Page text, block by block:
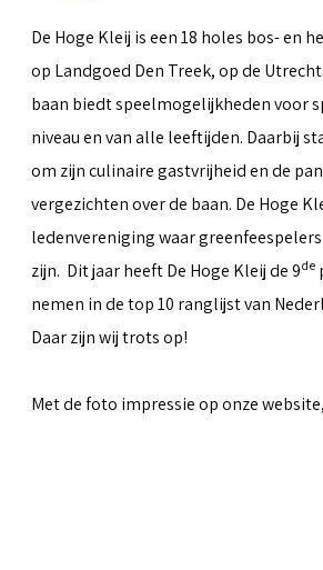
De Hoge Kleij is een 18 holes bos- en
op Landgoed Den Treek, op de
baan biedt speelmogelijkheden voor
niveau en van alle leeftijden. Daarbij
om zijn culinaire gastvrijheid en de
vergezichten over de baan. De Hoge
ledenvereniging waar
zijn. Dit jaar heeft De Hoge Kleij de 9de
nemen in de top 10 ranglijst van
Daar zijn wij trots op!
Met de foto impressie op onze